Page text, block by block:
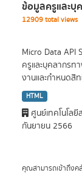
ข้อมูลครูและบุ
12909 total views
Micro Data API
ครูและบุคลากรท
งานและกำหนดสิท
HTML
ศูนย์เทคโนโล
กันยายน 2566
คุณสามารถเข้าถึงค